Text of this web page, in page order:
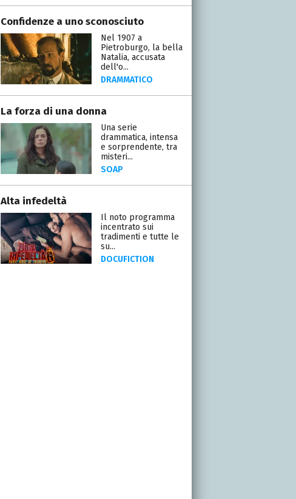
Confidenze a uno sconosciuto
Nel 1907 a
Pietroburgo, la bella
Natalia, accusata
dell'o...
DRAMMATICO
La forza di una donna
Una serie
drammatica, intensa
e sorprendente, tra
misteri...
SOAP
Alta infedeltà
Il noto programma
incentrato sui
tradimenti e tutte le
su...
DOCUFICTION